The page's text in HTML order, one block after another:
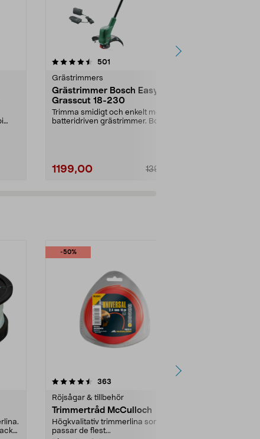
501
Grästrimmers
Grästrimmer Bosch Easy
Grasscut 18-230
Trimma smidigt och enkelt med en
batteridriven grästrimmer. Bosch
1199,00 1399,00
4.5 av 5 stjärnor
-50%
363
Röjsågar & tillbehör
Trimmertråd McCulloch
Högkvalitativ trimmerlina som
passar de flest...
4.0av 5 stjärnor